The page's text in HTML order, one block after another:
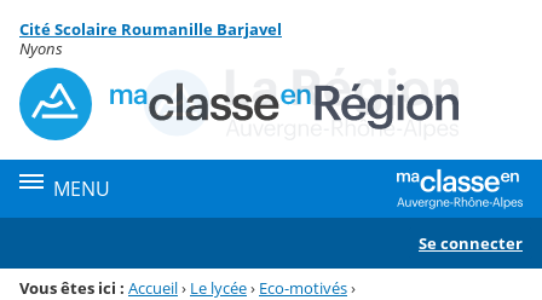
Menu de la rubrique
Contenu
Cité Scolaire Roumanille Barjavel
Nyons
MENU
Se connecter
Vous êtes ici : Accueil› Le lycée› Eco-motivés›